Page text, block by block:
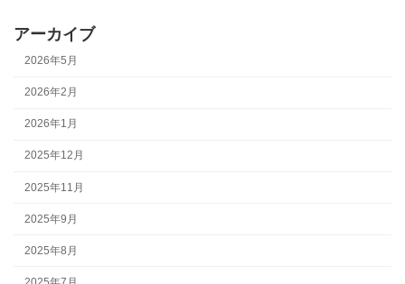
アーカイブ
2026年5月
2026年2月
2026年1月
2025年12月
2025年11月
2025年9月
2025年8月